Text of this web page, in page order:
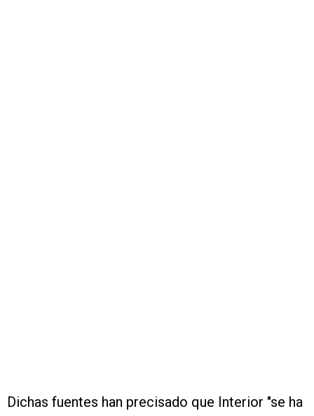
Dichas fuentes han precisado que Interior "se ha